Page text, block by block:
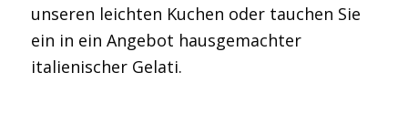
unseren leichten Kuchen oder tauchen Sie
ein in ein Angebot hausgemachter
italienischer Gelati.